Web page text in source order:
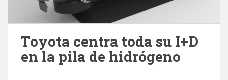
Toyota centra toda su I+D
en la pila de hidrógeno